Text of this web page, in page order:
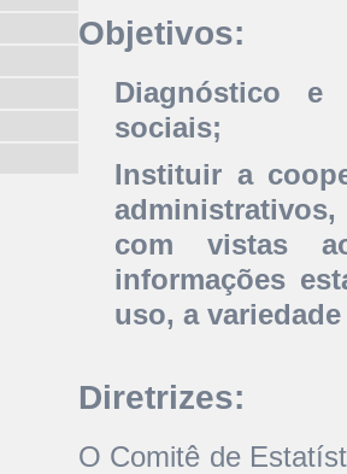
Objetivos:
Diagnóstico e
sociais;
Instituir a
com vistas
informações
uso, a
Diretrizes:
O Comitê de